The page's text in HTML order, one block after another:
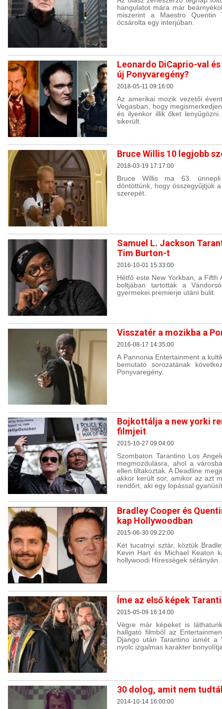
hangulatot mára már
miszerint a Maestro Quentin
ócsárolta egy interjúban.
Leonardo DiCaprio-val
új Ponyvaregény?
2018-05-11 09:16:00
Az amerikai mozik vezetői
Vegasban, hogy
és ilyenkor illik őket
sikerült.
Bruce Willis 10 legjobb
2018-03-19 17:17:00
Bruce Willis ma 63.
döntöttünk, hogy összegyűjtjük
szerepét.
Samuel L. Jackson
Tim Burton-t
2016-10-01 15:33:00
Hétfő este New Yorkban, a Fifth
boltjában tartották a
gyermekei premierje utáni bulit.
Visszatér a mozikba a
2016-08-17 14:35:00
A Pannonia Entertainment a
bemutató sorozatának
Ponyvaregény.
Bojkottálja a new yorki
filmjeit
2015-10-27 09:04:00
Szombaton Tarantino Los
megmozdulásra, ahol a
ellen tiltakoztak. A Deadline
akkor került sor, amikor az azt
rendőrt, aki egy lopással
Bradley Cooper és
kap Hollywoodban
2015-06-30 09:22:00
Két tucatnyi sztár, köztük
Kevin Hart és Michael Keaton
hollywoodi Hírességek sétányán.
Íme az első képek
2015-05-09 16:14:00
Végre már képeket is
hallgató filmből az
Django után Tarantino ismét a
nyolc izgalmas karakter
30 dolog, amit nem
2014-10-14 16:00:00